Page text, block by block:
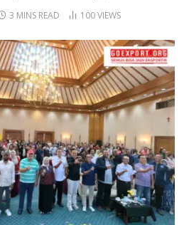
3 MINS READ 100VIEWS